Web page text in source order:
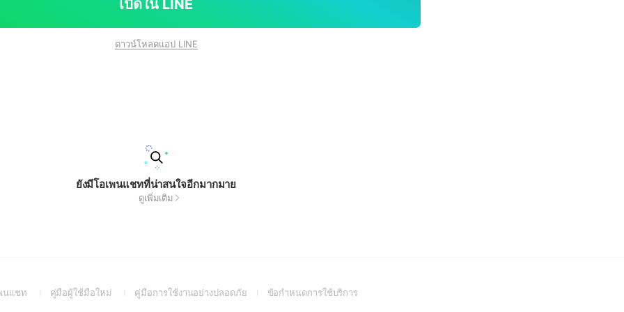
เปิดใน LINE
ดาวน์โหลดแอป LINE
ยังมีโอเพนแชทที่น่าสนใจอีกมากมาย
ดูเพิ่มเติม
นแชท
(Openคู่มือผู้ใช้มือใหม่
(Openคู่มือการใช้งานอย่างปลอดภัย(Openข้อกำหนดการใช้บริการ(Open